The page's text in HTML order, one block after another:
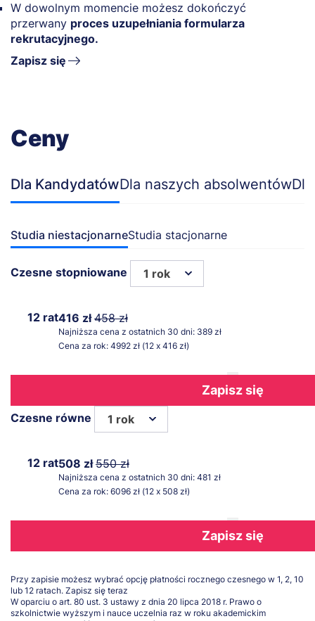
W dowolnym momencie możesz dokończyć
przerwany proces uzupełniania formularza
rekrutacyjnego.
Zapisz się
Ceny
Dla KandydatówDla naszych absolwentów
Studia niestacjonarneStudia stacjonarne
Czesne stopniowane 1 rok
12 rat416 zł458 zł
Najniższa cena z ostatnich 30 dni: 389 zł
Cena za rok: 4992 zł (12 x 416 zł)
Zapisz się
Czesne równe 1 rok
12 rat508 zł550 zł
Najniższa cena z ostatnich 30 dni: 481 zł
Cena za rok: 6096 zł (12 x 508 zł)
Zapisz się
Przy zapisie możesz wybrać opcję płatności rocznego czesnego w 1, 2, 10
lub 12 ratach. Zapisz się teraz
W oparciu o art. 80 ust. 3 ustawy z dnia 20 lipca 2018 r. Prawo o
szkolnictwie wyższym i nauce uczelnia raz w roku akademickim